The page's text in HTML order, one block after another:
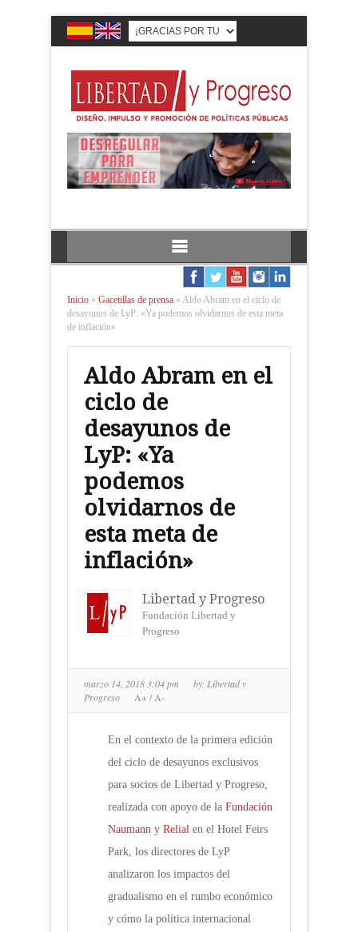
Inicio » Gacetillas de prensa » Aldo Abram en el ciclo de
desayunos de LyP: «Ya podemos olvidarnos de esta meta
de inflación»
Aldo Abram en el
ciclo de
desayunos de
LyP: «Ya
podemos
olvidarnos de
esta meta de
inflación»
Libertad y Progreso
Fundación Libertad y
Progreso
marzo 14, 2018 3:04 pm by: Libertad y
Progreso
A+/A-
En el contexto de la primera edición
del ciclo de desayunos exclusivos
para socios de Libertad y Progreso,
realizada con apoyo de la Fundación
Naumann y Relial en el Hotel Feirs
Park, los directores de LyP
analizaron los impactos del
gradualismo en el rumbo económico
y cómo la política internacional